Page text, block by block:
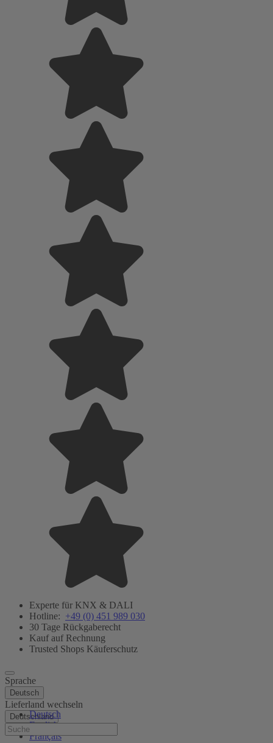
Experte für KNX & DALI
Hotline: +49 (0) 451 989 030
30 Tage Rückgaberecht
Kauf auf Rechnung
Trusted Shops Käuferschutz
Sprache
Deutsch
Deutsch
English
Français
Lieferland wechseln
Deutschland
Hilfe